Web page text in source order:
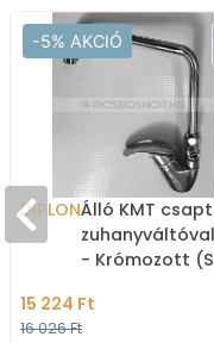
-5% AKCIÓ
DIPLONÁlló KMT
- Krómozott
15 224 Ft
16 026 Ft